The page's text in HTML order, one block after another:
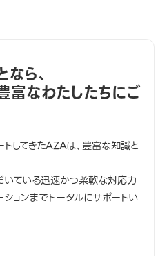
ら、
富なわたしたちにご
してきたAZAは、豊富な知識と
ている迅速かつ柔軟な対応力
ョンまでトータルにサポートい